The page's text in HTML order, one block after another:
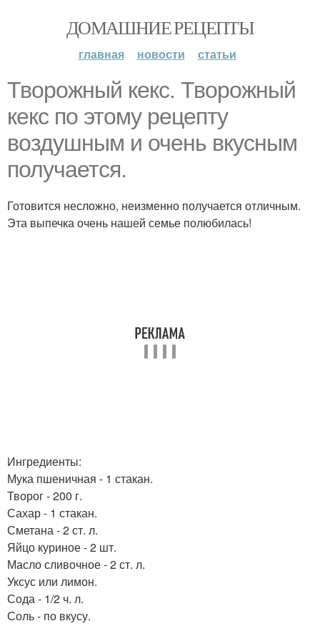
ДОМАШНИЕ РЕЦЕПТЫ
главная новости статьи
Творожный кекс. Творожный
кекс по этому рецепту
воздушным и очень вкусным
получается.
Готовится несложно, неизменно получается отличным.
Эта выпечка очень нашей семье полюбилась!
Ингредиенты:
Мука пшеничная - 1 стакан.
Творог - 200 г.
Сахар - 1 стакан.
Сметана - 2 ст. л.
Яйцо куриное - 2 шт.
Масло сливочное - 2 ст. л.
Уксус или лимон.
Сода - 1/2 ч. л.
Соль - по вкусу.